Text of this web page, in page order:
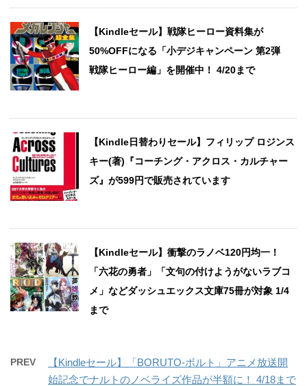
【Kindleセール】戦隊ヒーロー資料集が
50%OFFになる「小デジキャンペーン 第2弾
戦隊ヒーロー編」を開催中！ 4/20まで
【Kindle日替わりセール】フィリップ ロジンス
キー(著)『コーチング・アクロス・カルチャー
ズ』が599円で販売されています
【Kindleセール】衝撃のラノベ120円均一！
「六花の勇者」「文句の付けようがないラブコ
メ」などダッシュエックス文庫75冊が対象 1/4
まで
PREV
【Kindleセール】「BORUTO-ボルト」アニメ放送開
始記念でナルトのノベライズ作品が半額に！ 4/18まで